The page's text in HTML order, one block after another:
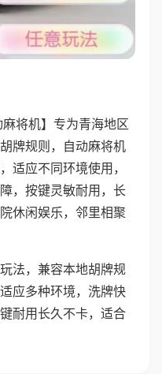
麻将机】专为青海地区
牌规则，自动麻将机
适应不同环境使用，
，按键灵敏耐用，长
休闲娱乐，邻里相聚
法，兼容本地胡牌规
应多种环境，洗牌快
耐用长久不卡，适合